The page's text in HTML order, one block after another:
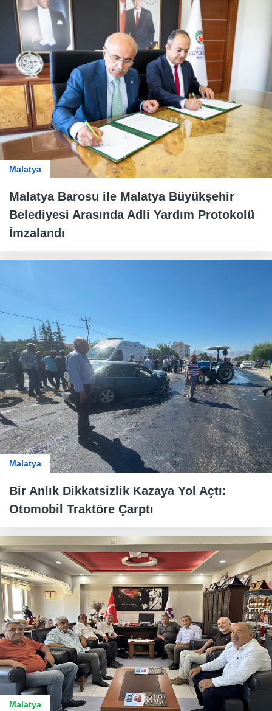
Malatya
Malatya Barosu ile Malatya Büyükşehir
Belediyesi Arasında Adli Yardım Protokolü
İmzalandı
Malatya
Bir Anlık Dikkatsizlik Kazaya Yol Açtı:
Otomobil Traktöre Çarptı
Malatya